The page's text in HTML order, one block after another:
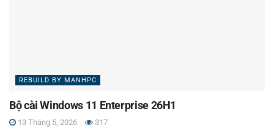
REBUILD BY MANHPC
Bộ cài Windows 11 Enterprise 26H1
13 Tháng 5, 2026 317